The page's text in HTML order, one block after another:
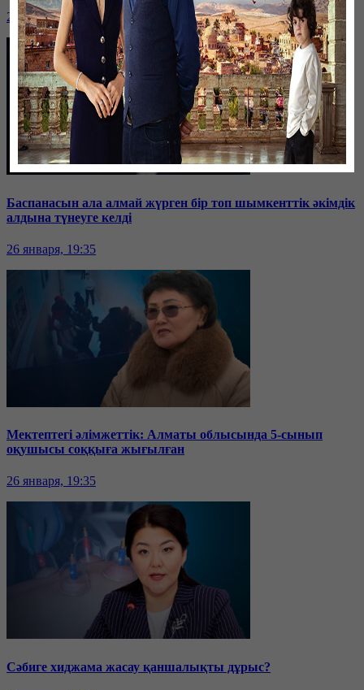
26 января, 19:36
Баспанасын ала алмай жүрген бір топ шымкенттік әкімдік
алдына түнеуге келді
26 января, 19:35
Мектептегі әлімжеттік: Алматы облысында 5-сынып
оқушысы соққыға жығылған
26 января, 19:35
Сәбиге хиджама жасау қаншалықты дұрыс?